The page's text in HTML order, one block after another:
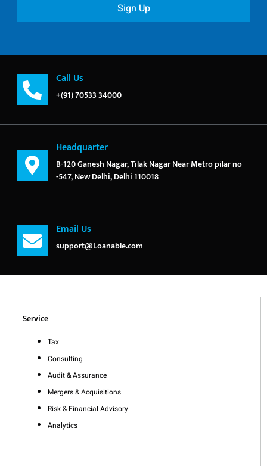
Sign Up
Call Us
+(91) 70533 34000
Headquarter
B-120 Ganesh Nagar, Tilak Nagar Near Metro pilar no
-547, New Delhi, Delhi 110018
Email Us
support@Loanable.com
Service
Tax
Consulting
Audit & Assurance
Mergers & Acquisitions
Risk & Financial Advisory
Analytics